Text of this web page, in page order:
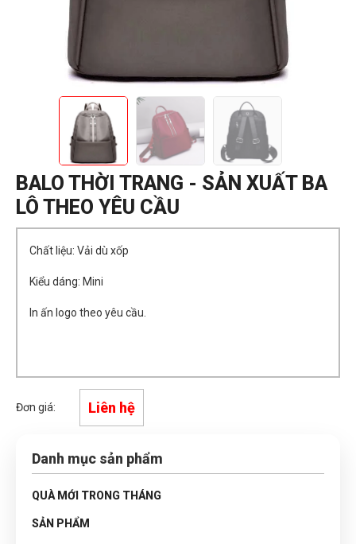
BALO THỜI TRANG - SẢN XUẤT BA
LÔ THEO YÊU CẦU
Chất liệu: Vải dù xốp
Kiểu dáng: Mini
In ấn logo theo yêu cầu.
Đơn giá: Liên hệ
Danh mục sản phẩm
QUÀ MỚI TRONG THÁNG
SẢN PHẨM